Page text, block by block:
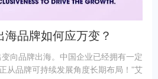
品牌如何应万变？
向品牌出海。中国企业已经拥有一定
从品牌可持续发展角度长期布局！”艾